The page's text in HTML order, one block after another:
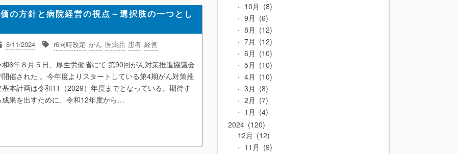
の方針と病院経営の視点～選択肢の一つとし
8/11/2024 r6同時改定 がん 医薬品 患者 経営
和6年８月５日、厚生労働省にて 第90回がん対策推進協議会
開催された 。今年度よりスタートしている第4期がん対策推
基本計画は令和11（2029）年度までとなっている。期待す
成果を出すために、令和12年度から…
10月
8
9月
6
8月
12
7月
12
6月
10
5月
10
4月
10
3月
8
2月
7
1月
4
2024
120
12月
12
11月
9